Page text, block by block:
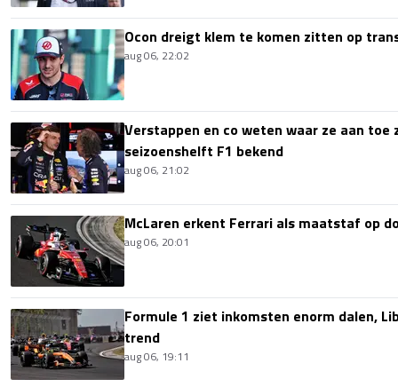
Ocon dreigt klem te komen zitten op
aug 06, 22:02
Verstappen en co weten waar ze aan
seizoenshelft F1 bekend
aug 06, 21:02
McLaren erkent Ferrari als maatstaf op
aug 06, 20:01
Formule 1 ziet inkomsten enorm dalen,
trend
aug 06, 19:11